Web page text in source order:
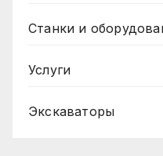
Станки и
Услуги
Экскаваторы